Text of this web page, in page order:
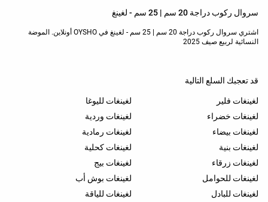
سروال ركوب دراجة 20 سم | 25 سم - لغينغ
اشتري سروال ركوب دراجة 20 سم | 25 سم - لغينغ في OYSHO أونلاين. الموضة
النسائية لربيع صيف 2025
قد تعجبك السلع التالية
لغينغات فلير
لغينغات لليوغا
لغينغات خضراء
لغينغات وردية
لغينغات بيضاء
لغينغات رمادية
لغينغات بنية
لغينغات كحلية
لغينغات زرقاء
لغينغات بيج
لغينغات للحوامل
لغينغات بوش أب
لغينغات للبادل
لغينغات للياقة